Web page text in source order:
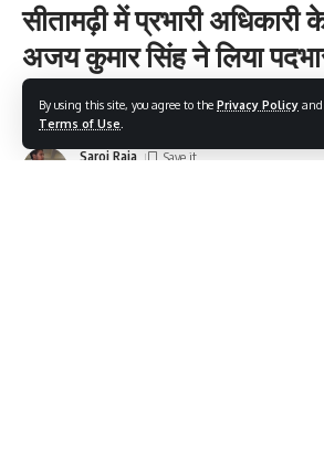
By using this site, you agree to the Privacy Policy and
Terms of Use
सीतामढ़ी में प्रभारी अधिकारी
अजय कुमार सिंह ने लिया
Saroj Raja
Share 1 Min Read